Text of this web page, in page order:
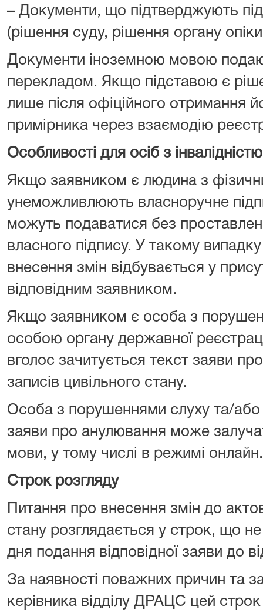
– Документи, що підтверджують
(рішення суду, рішення органу
Документи іноземною мовою
перекладом. Якщо підставою є
лише після офіційного отримання
примірника через взаємодію
Особливості для осіб з інвалідністю
Якщо заявником є людина з
унеможливлюють власноручне
можуть подаватися без
власного підпису. У такому
внесення змін відбувається у
відповідним заявником.
Якщо заявником є особа з
особою органу державної
вголос зачитується текст заяви
записів цивільного стану.
Особа з порушеннями слуху та/або
заяви про анулювання може
мови, у тому числі в режимі онлайн.
Строк розгляду
Питання про внесення змін до
стану розглядається у строк, що
дня подання відповідної заяви до
За наявності поважних причин та
керівника відділу ДРАЦС цей